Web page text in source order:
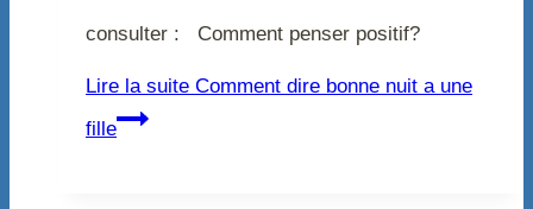
consulter : Comment penser positif?
Lire la suite Comment dire bonne nuit a une
fille